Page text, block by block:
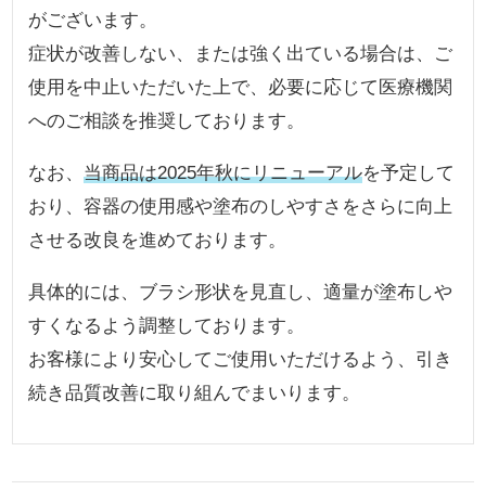
がございます。
症状が改善しない、または強く出ている場合は、ご
使用を中止いただいた上で、必要に応じて医療機関
へのご相談を推奨しております。
なお、当商品は2025年秋にリニューアルを予定して
おり、容器の使用感や塗布のしやすさをさらに向上
させる改良を進めております。
具体的には、ブラシ形状を見直し、適量が塗布しや
すくなるよう調整しております。
お客様により安心してご使用いただけるよう、引き
続き品質改善に取り組んでまいります。